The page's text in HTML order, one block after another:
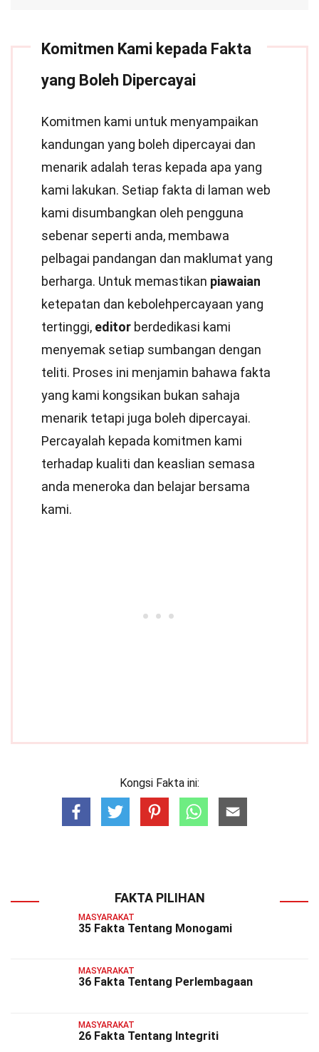
Komitmen Kami kepada Fakta
yang Boleh Dipercayai
Komitmen kami untuk menyampaikan
kandungan yang boleh dipercayai dan
menarik adalah teras kepada apa yang
kami lakukan. Setiap fakta di laman web
kami disumbangkan oleh pengguna
sebenar seperti anda, membawa
pelbagai pandangan dan maklumat yang
berharga. Untuk memastikan piawaian
ketepatan dan kebolehpercayaan yang
tertinggi, editor berdedikasi kami
menyemak setiap sumbangan dengan
teliti. Proses ini menjamin bahawa fakta
yang kami kongsikan bukan sahaja
menarik tetapi juga boleh dipercayai.
Percayalah kepada komitmen kami
terhadap kualiti dan keaslian semasa
anda meneroka dan belajar bersama
kami.
Kongsi Fakta ini:
FAKTA PILIHAN
MASYARAKAT
35 Fakta Tentang Monogami
MASYARAKAT
36 Fakta Tentang Perlembagaan
MASYARAKAT
26 Fakta Tentang Integriti